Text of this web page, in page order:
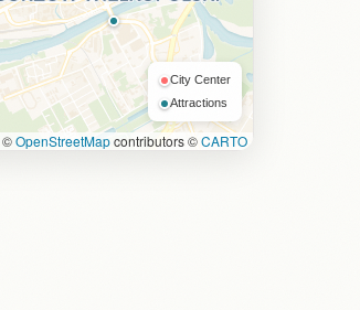
City Center
Attractions
©OpenStreetMapcontributors ©CARTO